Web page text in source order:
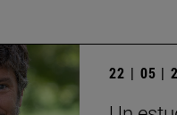
22 | 05 |